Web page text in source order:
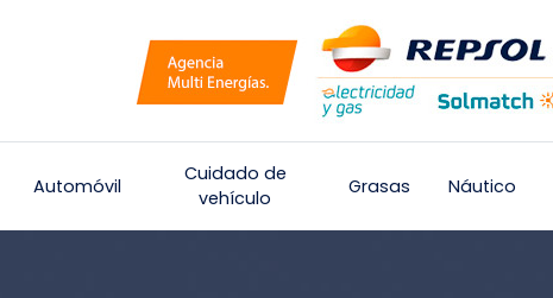
Automóvil
Cuidado de
vehículo
Grasas Náutico